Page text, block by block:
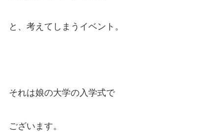
と、考えてしまうイベント。
それは娘の大学の入学式で
ございます。